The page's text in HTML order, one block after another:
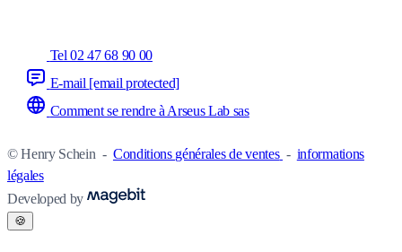
Tel 02 47 68 90 00
E-mail [email protected]
Comment se rendre à Arseus Lab sas
© Henry Schein - Conditions générales de ventes - informations
légales
Developed by
🍪